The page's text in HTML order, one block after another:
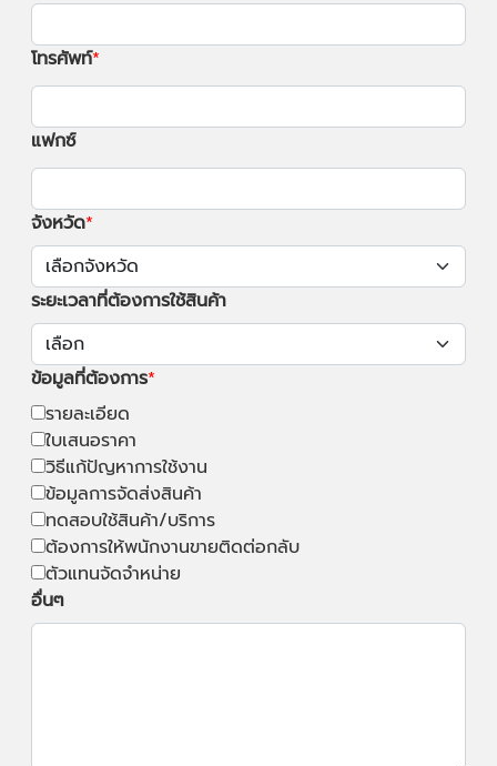
โทรศัพท์
แฟกซ์
จังหวัด
ระยะเวลาที่ต้องการใช้สินค้า
ข้อมูลที่ต้องการ
รายละเอียด
ใบเสนอราคา
วิธีแก้ปัญหาการใช้งาน
ข้อมูลการจัดส่งสินค้า
ทดสอบใช้สินค้า/บริการ
ต้องการให้พนักงานขายติดต่อกลับ
ตัวแทนจัดจำหน่าย
อื่นๆ